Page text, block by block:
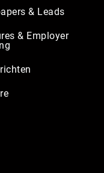
& Leads
& Employer